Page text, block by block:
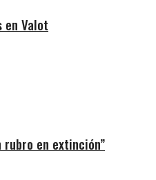
en Valot
rubro en extinción”